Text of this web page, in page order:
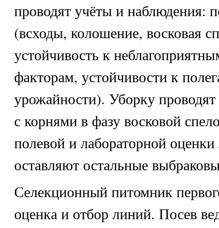
проводят учёты и наблюдения:
(всходы, колошение, восковая
устойчивость к
факторам, устойчивости к
урожайности). Уборку
с корнями в фазу восковой
полевой и лабораторной
оставляют остальные
Селекционный питомник
оценка и отбор линий. Посев